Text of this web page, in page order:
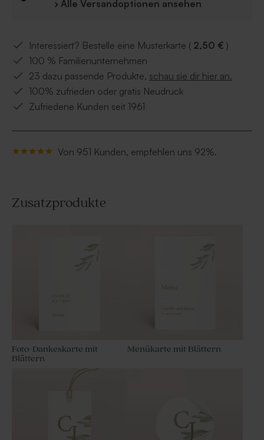
› Alle Versandoptionen ansehen
Interessiert? Bestelle eine Musterkarte ( 2,50 € )
100 % Familienunternehmen
23 dazu passende Produkte, schau sie dir hier an.
100% zufrieden oder gratis Neudruck
Zufriedene Kunden seit 1961
Von 951 Kunden, empfehlen uns 92%.
Zusatzprodukte
Foto-Dankeskarte mit
Blättern
Menükarte mit Blättern